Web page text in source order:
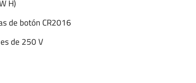
H)
de botón CR2016
de 250 V